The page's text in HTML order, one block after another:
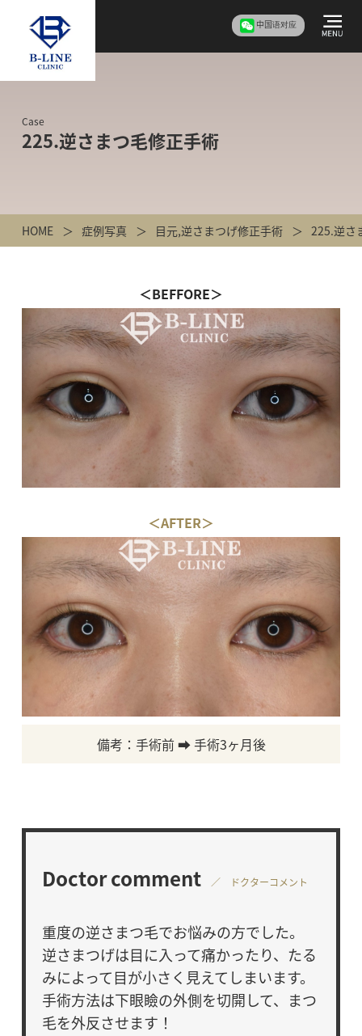
中国语对应
Case
225.逆さまつ毛修正手術
HOME 症例写真 目元,逆さまつげ修正手術 225.逆さ
＜BEFFORE＞
＜AFTER＞
備考：手術前 ➡ 手術3ヶ月後
Doctor comment ／ ドクターコメント
重度の逆さまつ毛でお悩みの方でした。
逆さまつげは目に入って痛かったり、たる
みによって目が小さく見えてしまいます。
手術方法は下眼瞼の外側を切開して、まつ
毛を外反させます！